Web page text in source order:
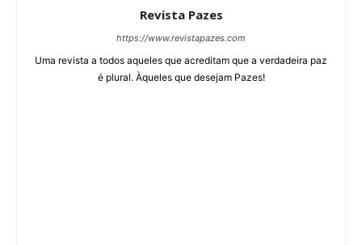
Revista Pazes
https://www.revistapazes.com
Uma revista a todos aqueles que acreditam que a verdadeira paz
é plural. Àqueles que desejam Pazes!